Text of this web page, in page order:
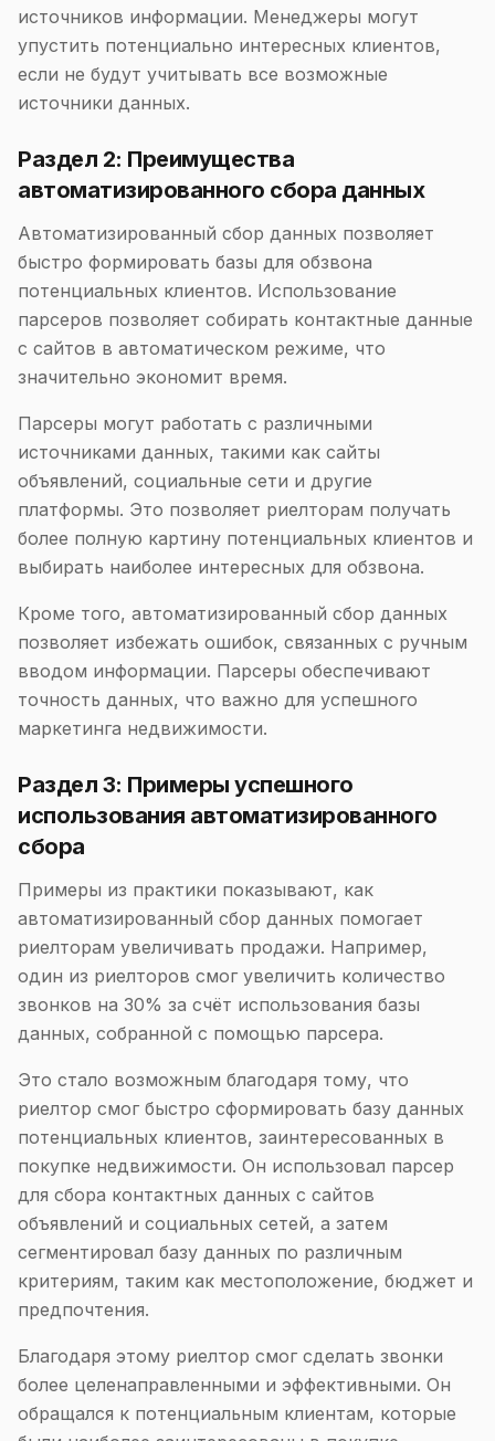
источников информации. Менеджеры могут
упустить потенциально интересных клиентов,
если не будут учитывать все возможные
источники данных.
Раздел 2: Преимущества
автоматизированного сбора данных
Автоматизированный сбор данных позволяет
быстро формировать базы для обзвона
потенциальных клиентов. Использование
парсеров позволяет собирать контактные данные
с сайтов в автоматическом режиме, что
значительно экономит время.
Парсеры могут работать с различными
источниками данных, такими как сайты
объявлений, социальные сети и другие
платформы. Это позволяет риелторам получать
более полную картину потенциальных клиентов и
выбирать наиболее интересных для обзвона.
Кроме того, автоматизированный сбор данных
позволяет избежать ошибок, связанных с ручным
вводом информации. Парсеры обеспечивают
точность данных, что важно для успешного
маркетинга недвижимости.
Раздел 3: Примеры успешного
использования автоматизированного
сбора
Примеры из практики показывают, как
автоматизированный сбор данных помогает
риелторам увеличивать продажи. Например,
один из риелторов смог увеличить количество
звонков на 30% за счёт использования базы
данных, собранной с помощью парсера.
Это стало возможным благодаря тому, что
риелтор смог быстро сформировать базу данных
потенциальных клиентов, заинтересованных в
покупке недвижимости. Он использовал парсер
для сбора контактных данных с сайтов
объявлений и социальных сетей, а затем
сегментировал базу данных по различным
критериям, таким как местоположение, бюджет и
предпочтения.
Благодаря этому риелтор смог сделать звонки
более целенаправленными и эффективными. Он
обращался к потенциальным клиентам, которые